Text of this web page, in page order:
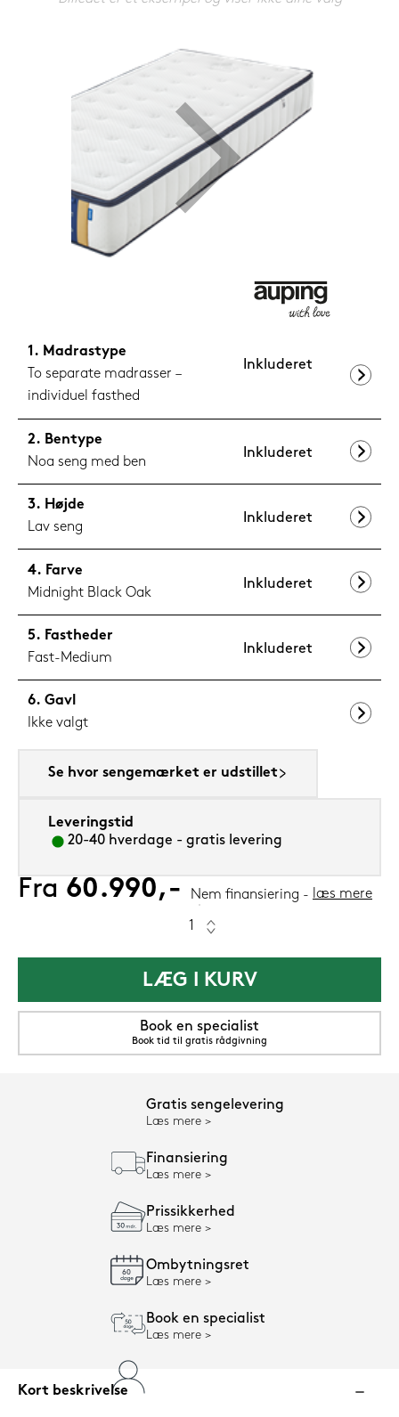
Madrastype
To separate madrasser –
individuel fasthed
Inkluderet
Bentype
Noa seng med ben
Inkluderet
Højde
Lav seng
Inkluderet
Farve
Midnight Black Oak
Inkluderet
Fastheder
Fast-Medium
Inkluderet
Gavl
Ikke valgt
Se hvor sengemærket er udstillet
Leveringstid
20-40 hverdage - gratis levering
Fra 60.990,- Nem finansiering læs mere
LÆG I KURV
Book en specialist
Book tid til gratis rådgivning
Gratis sengelevering
Læs mere
Finansiering
Læs mere
Prissikkerhed
Læs mere
Ombytningsret
Læs mere
Book en specialist
Læs mere
Kort beskrivelse